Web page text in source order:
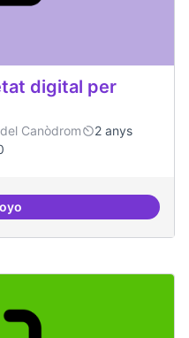
digital per
Canòdrom
2 anys
de seguretat digital